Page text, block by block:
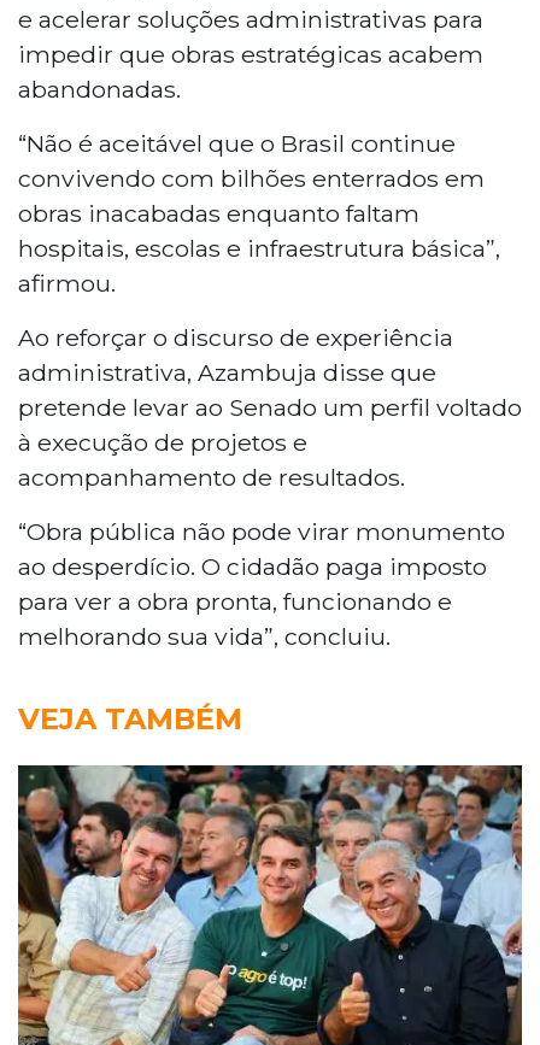
e acelerar soluções administrativas para
impedir que obras estratégicas acabem
abandonadas.
“Não é aceitável que o Brasil continue
convivendo com bilhões enterrados em
obras inacabadas enquanto faltam
hospitais, escolas e infraestrutura básica”,
afirmou.
Ao reforçar o discurso de experiência
administrativa, Azambuja disse que
pretende levar ao Senado um perfil voltado
à execução de projetos e
acompanhamento de resultados.
“Obra pública não pode virar monumento
ao desperdício. O cidadão paga imposto
para ver a obra pronta, funcionando e
melhorando sua vida”, concluiu.
VEJA TAMBÉM